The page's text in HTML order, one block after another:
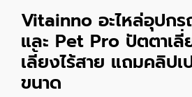
Vitainno อะไหล่อุปก
และ Pet Pro ปัตตาเ
เลี้ยงไร้สาย แถมคลิป
ขนาด